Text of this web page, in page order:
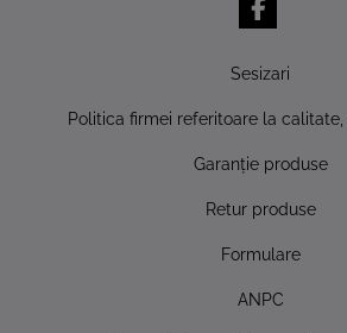
Sesizari
Politica firmei referitoare la calitate,
Garanţie produse
Retur produse
Formulare
ANPC